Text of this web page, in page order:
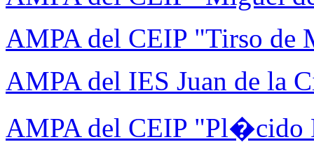
AMPA del CEIP "Tirso de
AMPA del IES Juan de la
AMPA del CEIP "Pl�cido